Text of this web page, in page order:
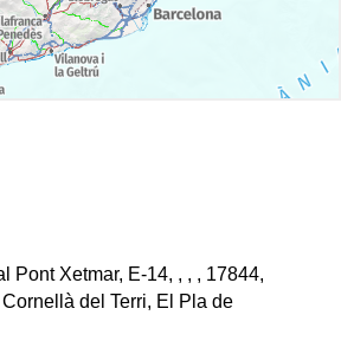
Pont Xetmar, E-14, , , , 17844,
del Terri, El Pla de